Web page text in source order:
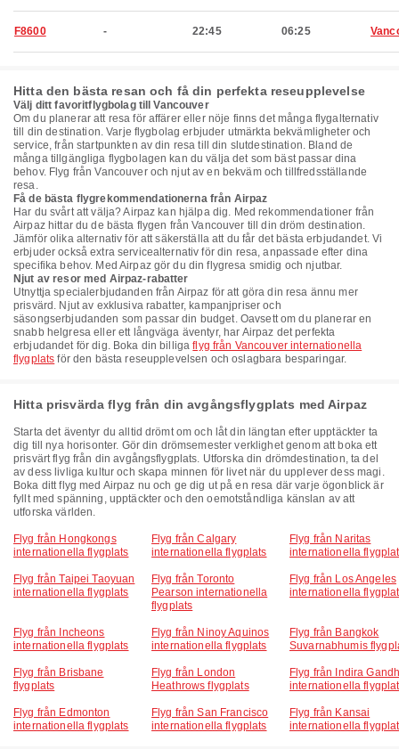
F8600 - 22:45 06:25
Hitta den bästa resan och få din perfekta reseupplevelse
Välj ditt favoritflygbolag till Vancouver
Om du planerar att resa för affärer eller nöje finns det många flygalternativ
till din destination. Varje flygbolag erbjuder utmärkta bekvämligheter och
service, från startpunkten av din resa till din slutdestination. Bland de
många tillgängliga flygbolagen kan du välja det som bäst passar dina
behov. Flyg från Vancouver och njut av en bekväm och tillfredsställande
resa.
Få de bästa flygrekommendationerna från Airpaz
Har du svårt att välja? Airpaz kan hjälpa dig. Med rekommendationer från
Airpaz hittar du de bästa flygen från Vancouver till din dröm destination.
Jämför olika alternativ för att säkerställa att du får det bästa erbjudandet. Vi
erbjuder också extra servicealternativ för din resa, anpassade efter dina
specifika behov. Med Airpaz gör du din flygresa smidig och njutbar.
Njut av resor med Airpaz-rabatter
Utnyttja specialerbjudanden från Airpaz för att göra din resa ännu mer
prisvärd. Njut av exklusiva rabatter, kampanjpriser och
säsongserbjudanden som passar din budget. Oavsett om du planerar en
snabb helgresa eller ett långväga äventyr, har Airpaz det perfekta
erbjudandet för dig. Boka din billigaflyg från Vancouver internationella
flygplats för den bästa reseupplevelsen och oslagbara besparingar.
Hitta prisvärda flyg från din avgångsflygplats med Airpaz
Starta det äventyr du alltid drömt om och låt din längtan efter upptäckter ta
dig till nya horisonter. Gör din drömsemester verklighet genom att boka ett
prisvärt flyg från din avgångsflygplats. Utforska din drömdestination, ta del
av dess livliga kultur och skapa minnen för livet när du upplever dess magi.
Boka ditt flyg med Airpaz nu och ge dig ut på en resa där varje ögonblick är
fyllt med spänning, upptäckter och den oemotståndliga känslan av att
utforska världen.
Flyg från Hongkongs
internationella flygplats
Flyg från Calgary
internationella flygplats
Flyg från Naritas
internationella
Flyg från Taipei Taoyuan
internationella flygplats
Flyg från Toronto
Pearson internationella
flygplats
Flyg från Los Angeles
internationella
Flyg från Incheons
internationella flygplats
Flyg från Ninoy Aquinos
internationella flygplats
Flyg från Bangkok
Suvarnabhumis
Flyg från Brisbane
flygplats
Flyg från London
Heathrows flygplats
Flyg från Indira
internationella
Flyg från Edmonton
internationella flygplats
Flyg från San Francisco
internationella flygplats
Flyg från Kansai
internationella